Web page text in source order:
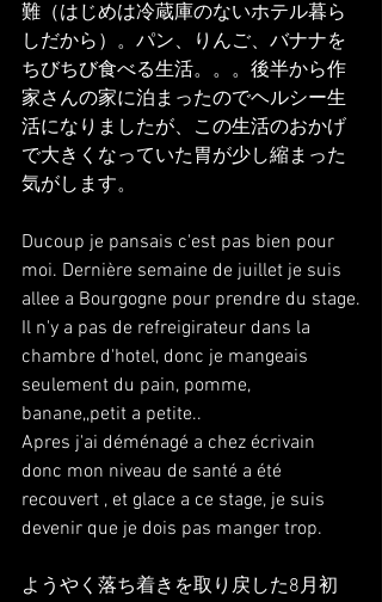
難（はじめは冷蔵庫のないホテル暮ら
しだから）。パン、りんご、バナナを
ちびちび食べる生活。。。後半から作
家さんの家に泊まったのでヘルシー生
活になりましたが、この生活のおかげ
で大きくなっていた胃が少し縮まった
気がします。
Ducoup je pansais c'est pas bien pour
moi. Dernière semaine de juillet je suis
allee a Bourgogne pour prendre du stage.
Il n'y a pas de refreigirateur dans la
chambre d'hotel, donc je mangeais
seulement du pain, pomme,
banane,,petit a petite..
Apres j'ai déménagé a chez écrivain
donc mon niveau de santé a été
recouvert , et glace a ce stage, je suis
devenir que je dois pas manger trop.
ようやく落ち着きを取り戻した8月初